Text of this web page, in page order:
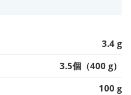
3.4 g
3.5個（400 g）
100 g